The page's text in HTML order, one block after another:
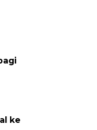
ke